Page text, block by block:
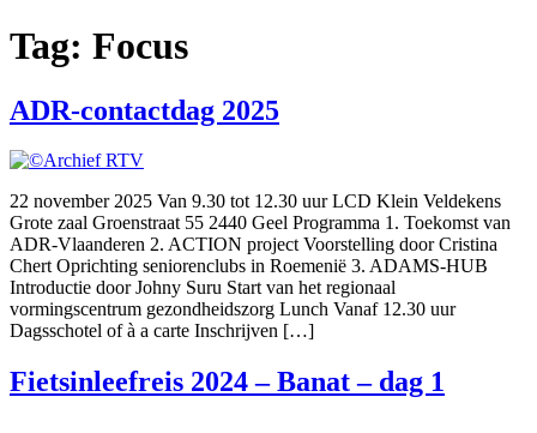
Tag: Focus
ADR-contactdag 2025
22 november 2025 Van 9.30 tot 12.30 uur LCD Klein Veldekens
Grote zaal Groenstraat 55 2440 Geel Programma 1. Toekomst van
ADR-Vlaanderen 2. ACTION project Voorstelling door Cristina
Chert Oprichting seniorenclubs in Roemenië 3. ADAMS-HUB
Introductie door Johny Suru Start van het regionaal
vormingscentrum gezondheidszorg Lunch Vanaf 12.30 uur
Dagsschotel of à a carte Inschrijven […]
Fietsinleefreis 2024 – Banat – dag 1